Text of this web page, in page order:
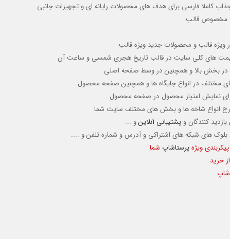
کاملا فارسی برای هدف های محصولات رایانه ای و تجهیزات جانبی ....
مخصوص قالب
قالب و محصولات جدید ویژه قالب
قیمت های کلی سایت در قالب تاریخ هجری شمسی و ساعت آن
در بخش بالا و همچنین در وسط صفحه اصلی
مختلف در انواع جایگاه ها و همچنین صفحه محصول
نمایش امتیاز محصول در صفحه محصول
انواع شاخه ها و بخش های مختلف سایت شما
کنندگان و پشتیبانی آنلاینو ...
بلوک های شبکه های اشتراکی و آدرس و شماره تلفن و ....
ویژهپرستاشاپ شما
خرید